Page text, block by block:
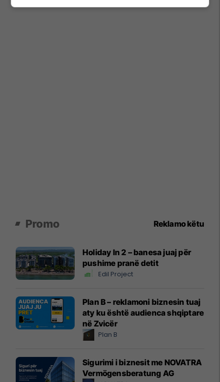
Promo Reklamo këtu
Holiday In 2 – banesa juaj për
pushime pranë detit
Edil Project
Plan B – reklamoni biznesin tuaj
aty ku është audienca shqiptare
në Zvicër
Plan B
Sigurimi i biznesit me NOVATRA
Vermögensberatung AG